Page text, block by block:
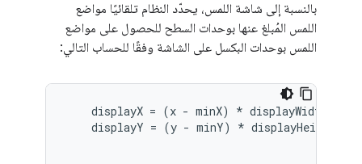
بالنسبة إلى شاشة اللمس، يحدّد النظام تلقائيًا مواضع
اللمس المُبلغ عنها بوحدات السطح للحصول على مواضع
اللمس بوحدات البكسل على الشاشة وفقًا للحساب التالي:
displayX = (x - minX) * displayWidth /
displayY = (y - minY) * displayHeight /